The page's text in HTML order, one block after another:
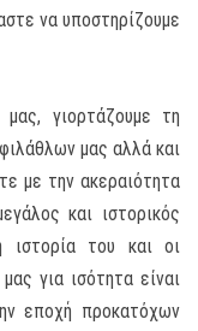
να υποστηρίζουμε
γιορτάζουμε τη
μας αλλά και
με την ακεραιότητα
και ιστορικός
ιστορία του και οι
για ισότητα είναι
εποχή προκατόχων